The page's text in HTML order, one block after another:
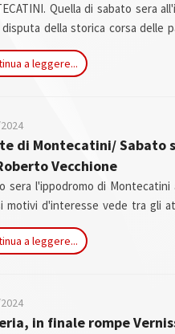
Quella di sabato sera
disputa della storica corsa delle
puro quello che i 1500
regalato emozioni e arrivi
a leggere...
di Montecatini/ Sabato
Vecchione
sera l'ippodromo di
motivi d'interesse vede tra gli
che in corsa indossa sempre
della sua serata.
a leggere...
in finale rompe